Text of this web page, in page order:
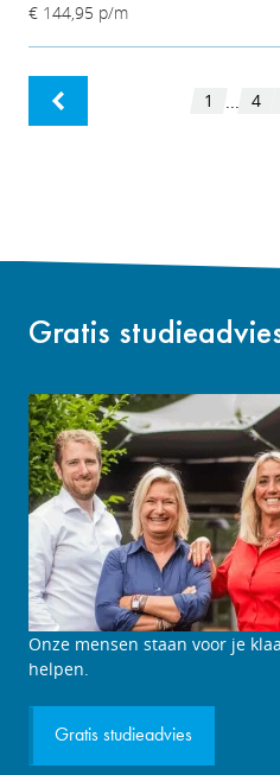
€ 144,95 p/m
1 4
Gratis
Studieadviesgesprek
aanvragen
Onze mensen staan voor je
helpen.
Gratis studieadvies